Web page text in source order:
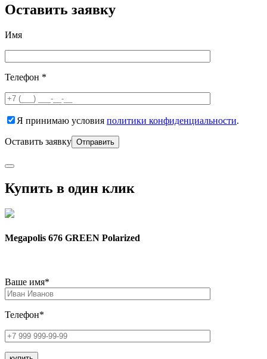
Оставить заявку
Имя
Телефон *
Я принимаю условия политики конфиденциальности.
Оставить заявку
Купить в один клик
Megapolis 676 GREEN Polarized
Ваше имя*
Телефон*